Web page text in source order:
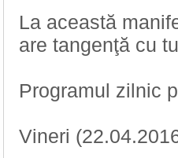
La această
are tangenţă cu
Programul zilnic
Vineri